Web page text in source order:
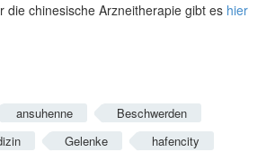
die chinesische Arzneitherapie gibt es hier
ansuhenne
Beschwerden
Gelenke hafencity